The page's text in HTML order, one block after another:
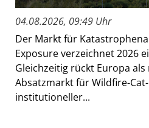
04.08.2026, 09:49 Uhr
Der Markt für
Exposure verzeichnet 2026
Gleichzeitig rückt Europa
Absatzmarkt für Wildfire-
institutioneller...